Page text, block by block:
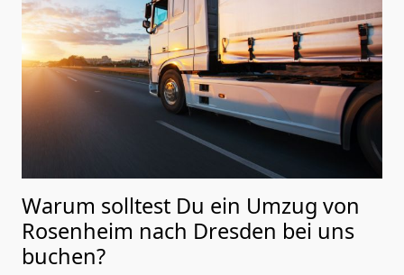
Warum solltest Du ein Umzug von
Rosenheim nach Dresden bei uns
buchen?